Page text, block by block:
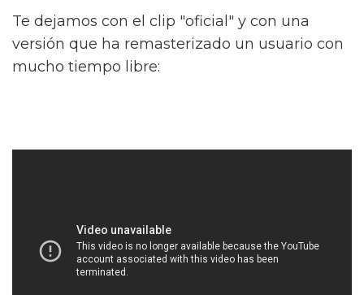
Te dejamos con el clip "oficial" y con una
versión que ha remasterizado un usuario con
mucho tiempo libre: